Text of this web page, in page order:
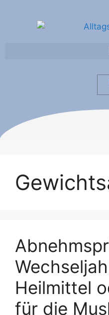
Heilmittel
für die